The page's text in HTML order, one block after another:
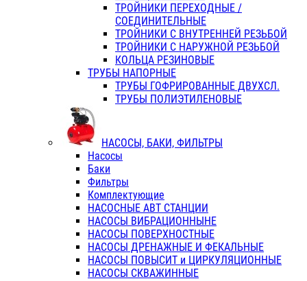
ТРОЙНИКИ ПЕРЕХОДНЫЕ /
СОЕДИНИТЕЛЬНЫЕ
ТРОЙНИКИ С ВНУТРЕННЕЙ РЕЗЬБОЙ
ТРОЙНИКИ С НАРУЖНОЙ РЕЗЬБОЙ
КОЛЬЦА РЕЗИНОВЫЕ
ТРУБЫ НАПОРНЫЕ
ТРУБЫ ГОФРИРОВАННЫЕ ДВУХСЛ.
ТРУБЫ ПОЛИЭТИЛЕНОВЫЕ
НАСОСЫ, БАКИ, ФИЛЬТРЫ
Насосы
Баки
Фильтры
Комплектующие
НАСОСНЫЕ АВТ СТАНЦИИ
НАСОСЫ ВИБРАЦИОННЫНЕ
НАСОСЫ ПОВЕРХНОСТНЫЕ
НАСОСЫ ДРЕНАЖНЫЕ И ФЕКАЛЬНЫЕ
НАСОСЫ ПОВЫСИТ и ЦИРКУЛЯЦИОННЫЕ
НАСОСЫ СКВАЖИННЫЕ